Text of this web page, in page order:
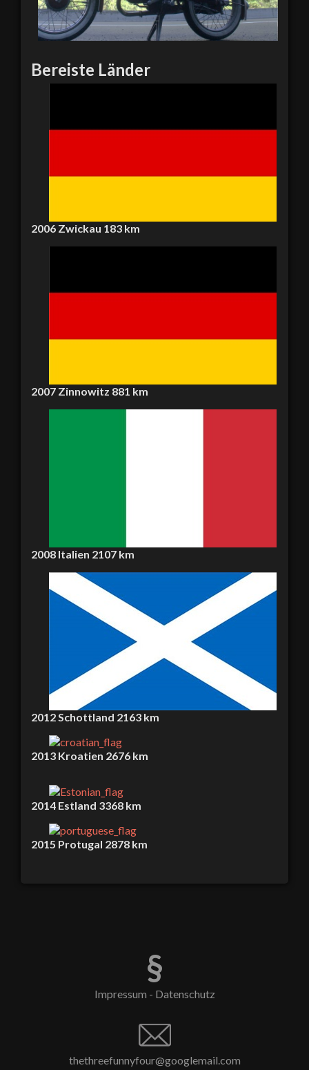
Bereiste Länder
2006 Zwickau 183 km
2007 Zinnowitz 881 km
2008 Italien 2107 km
2012Schottland 2163 km
2013 Kroatien 2676 km
2014 Estland 3368 km
2015 Protugal 2878 km
§
Impressum - Datenschutz
thethreefunnyfour@googlemail.com